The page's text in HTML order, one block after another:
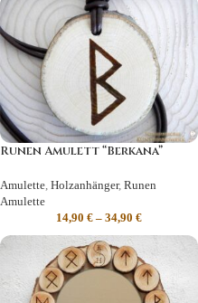
Runen Amulett “Berkana”
Amulette Holzanhänger, Runen
Amulette
14,90 € – 34,90 €